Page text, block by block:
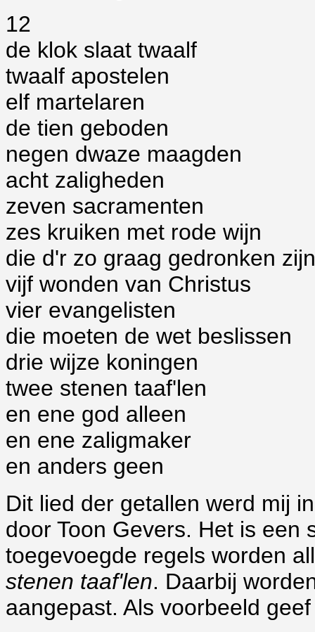
12
de klok slaat twaalf
twaalf apostelen
elf martelaren
de tien geboden
negen dwaze maagden
acht zaligheden
zeven sacramenten
zes kruiken met rode wijn
die d'r zo graag gedronken zijn
vijf wonden van Christus
vier evangelisten
die moeten de wet beslissen
drie wijze koningen
twee stenen taaf'len
en ene god alleen
en ene zaligmaker
en anders geen
Dit lied der getallen werd mij
door Toon Gevers. Het is een
toegevoegde regels worden
stenen taaf'len. Daarbij
aangepast. Als voorbeeld